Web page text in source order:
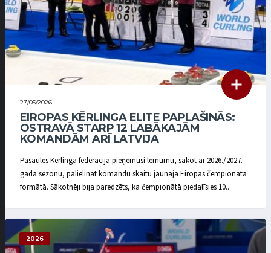
27/05/2026
EIROPAS KĒRLINGA ELITE PAPLAŠINĀS:
OSTRAVĀ STARP 12 LABĀKAJĀM
KOMANDĀM ARĪ LATVIJA
Pasaules Kērlinga federācija pieņēmusi lēmumu, sākot ar 2026./2027.
gada sezonu, palielināt komandu skaitu jaunajā Eiropas čempionāta
formātā. Sākotnēji bija paredzēts, ka čempionātā piedalīsies 10...
2026